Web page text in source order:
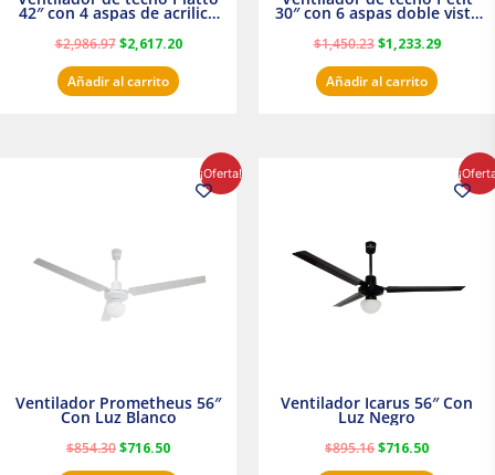
42″ con 4 aspas de acrilico
transparente
$2,986.97 $2,617.20
Añadir al carrito
30″ con 6 aspas doble vista
Satinado Masterfan
$1,450.23 $1,233.29
Añadir al carrito
¡Oferta!
Ventilador Prometheus 56″
Con Luz Blanco
$854.30$716.50
precio
actual
Ventilador Icarus 56″ Con
Luz Negro
$895.16$716.50
precio
actual